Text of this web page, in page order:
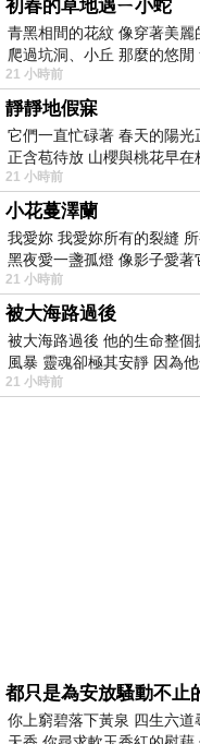
初春的草地遇ㄧ小蛇
青黑相間的花紋 像穿著美
爬過坑洞、小丘 那麼的悠
21 小時前
靜靜地假寐
它們一直忙碌著 春天的陽
正含苞待放 山櫻與桃花早
21 小時前
小花蔓澤蘭
我愛妳 我愛妳所有的裂縫
黑夜愛一盞孤燈 像影子愛
21 小時前
被大海路過後
被大海路過後 他的生命整
風暴 靈魂卻極其安靜 因為
21 小時前
都只是為安放騷動不止
你上窮碧落下黃泉 四生六